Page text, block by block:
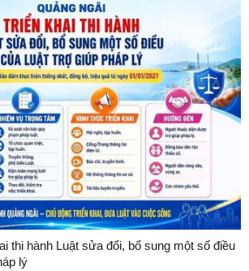
thi hành Luật sửa đổi, bổ sung một số điều
lý